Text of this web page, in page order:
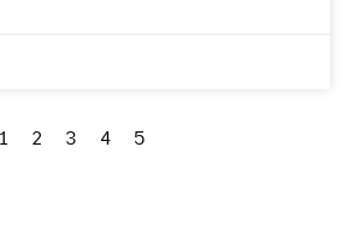
1 2 3 4 5